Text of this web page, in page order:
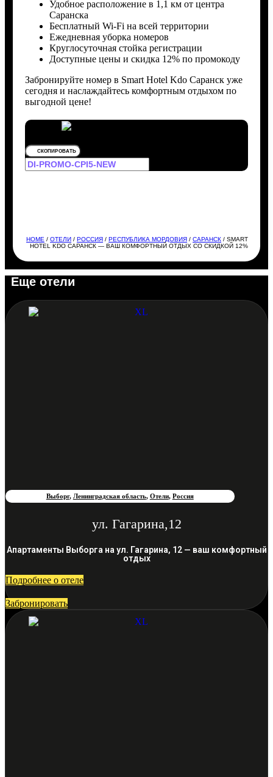
Удобное расположение в 1,1 км от центра
Саранска
Бесплатный Wi-Fi на всей территории
Ежедневная уборка номеров
Круглосуточная стойка регистрации
Доступные цены и скидка 12% по промокоду
Забронируйте номер в Smart Hotel Kdo Саранск уже
сегодня и наслаждайтесь комфортным отдыхом по
выгодной цене!
СКОПИРОВАТЬ
HOME /ОТЕЛИ /РОССИЯ /РЕСПУБЛИКА МОРДОВИЯ /САРАНСК / SMART
HOTEL KDO САРАНСК — ВАШ КОМФОРТНЫЙ ОТДЫХ СО СКИДКОЙ 12%
Еще отели
Выборг, Ленинградская область, Отели, Россия
ул. Гагарина,12
Апартаменты Выборга на ул. Гагарина, 12 — ваш комфортный
отдых
Подробнее о отеле
Забронировать